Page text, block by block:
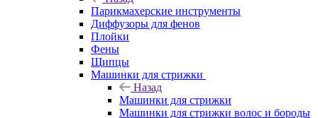
Парикмахерские инструменты
Диффузоры для фенов
Плойки
Фены
Щипцы
Машинки для стрижки
Назад
Машинки для стрижки
Машинки для стрижки волос и бороды